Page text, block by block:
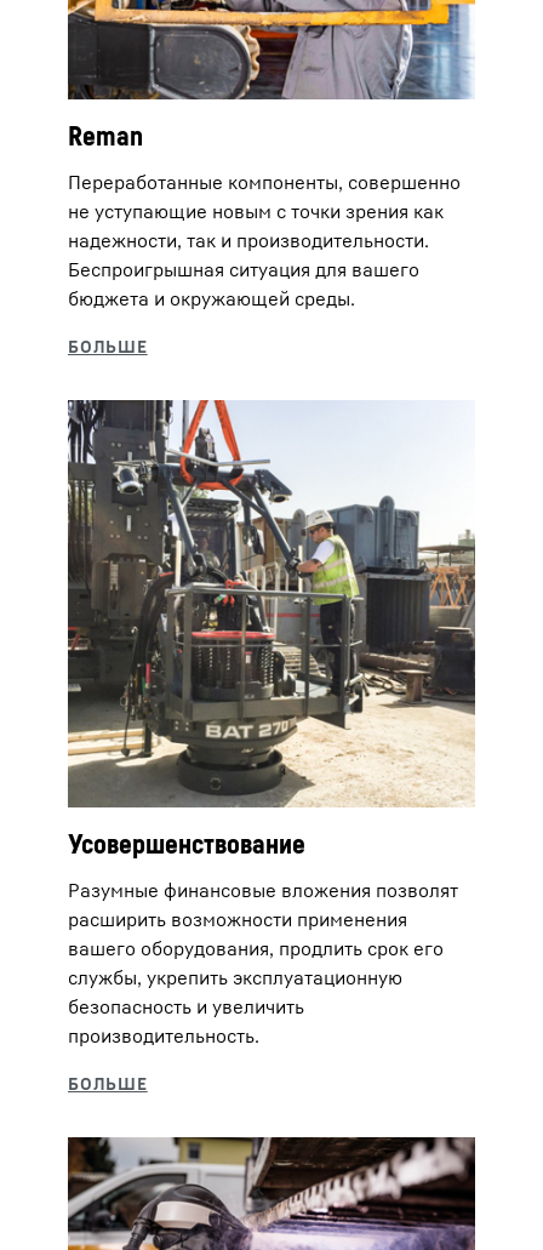
Reman
Переработанные компоненты, совершенно
не уступающие новым с точки зрения как
надежности, так и производительности.
Беспроигрышная ситуация для вашего
бюджета и окружающей среды.
Усовершенствование
Разумные финансовые вложения позволят
расширить возможности применения
вашего оборудования, продлить срок его
службы, укрепить эксплуатационную
безопасность и увеличить
производительность.